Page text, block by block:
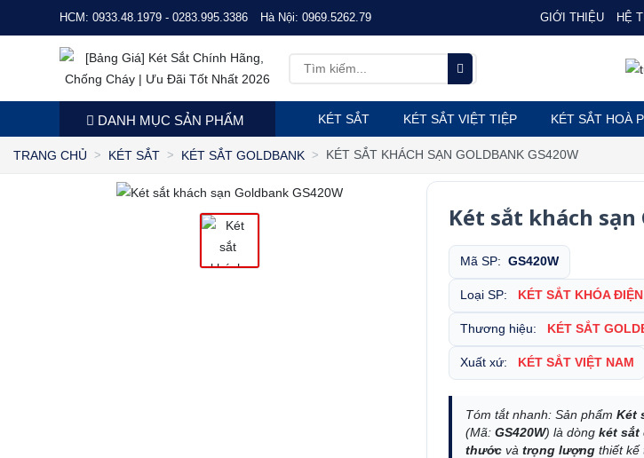
HCM: 0933.48.1979 - 0283.995.3386 Hà Nội: 0969.5262.79 GIỚI THIỆU HỆ
DANH MỤC SẢN PHẨM KÉT SẮT KÉT SẮT VIỆT TIỆP KÉT SẮT HOÀ
TRANG CHỦ KÉT SẮT KÉT SẮT GOLDBANK KÉT SẮT KHÁCH SẠN GOLDBANK GS420W
Két sắt khách sạn
Mã SP:GS420W
Loại SP: KÉT SẮT KHÓA
Thương hiệu: KÉT SẮT
Xuất xứ: KÉT SẮT VIỆT NAM
Tóm tắt nhanh: Sản phẩmKét
(Mã:GS420W) là dòngkét sắt
thước vàtrọng lượng thiết kế